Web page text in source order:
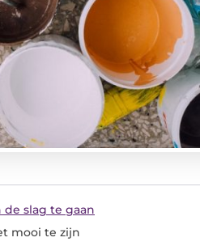
slag te gaan
mooi te zijn